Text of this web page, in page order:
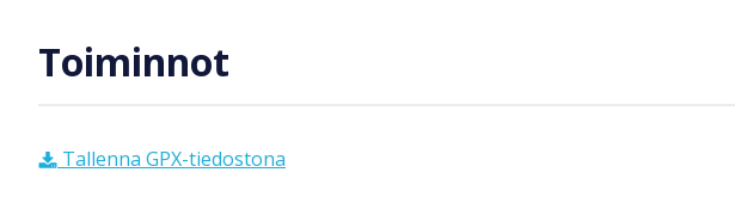
Toiminnot
Tallenna GPX-tiedostona